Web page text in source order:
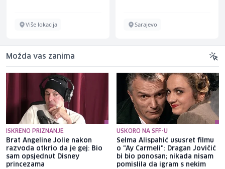
Više lokacija Sarajevo
Možda vas zanima
ISKRENO PRIZNANJE
Brat Angeline Jolie nakon
razvoda otkrio da je gej: Bio
sam opsjednut Disney
princezama
USKORO NA SFF-U
Selma Alispahić ususret filmu
o "Ay Carmeli": Dragan Jovičić
bi bio ponosan; nikada nisam
pomislila da igram s nekim